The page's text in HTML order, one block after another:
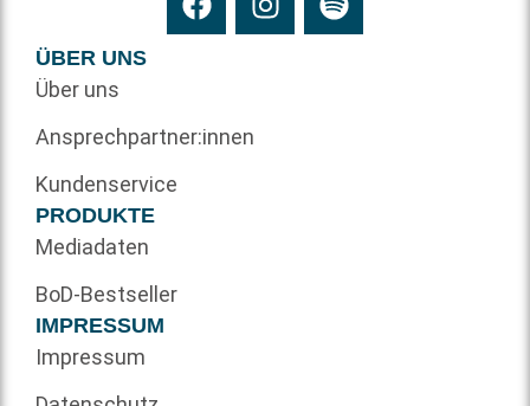
ÜBER UNS
Über uns
Ansprechpartner:innen
Kundenservice
PRODUKTE
Mediadaten
BoD-Bestseller
IMPRESSUM
Impressum